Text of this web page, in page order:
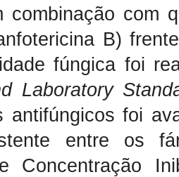
combinação com
B)
fúngica foi
Laboratory
antifúngicos foi
entre os
Concentração